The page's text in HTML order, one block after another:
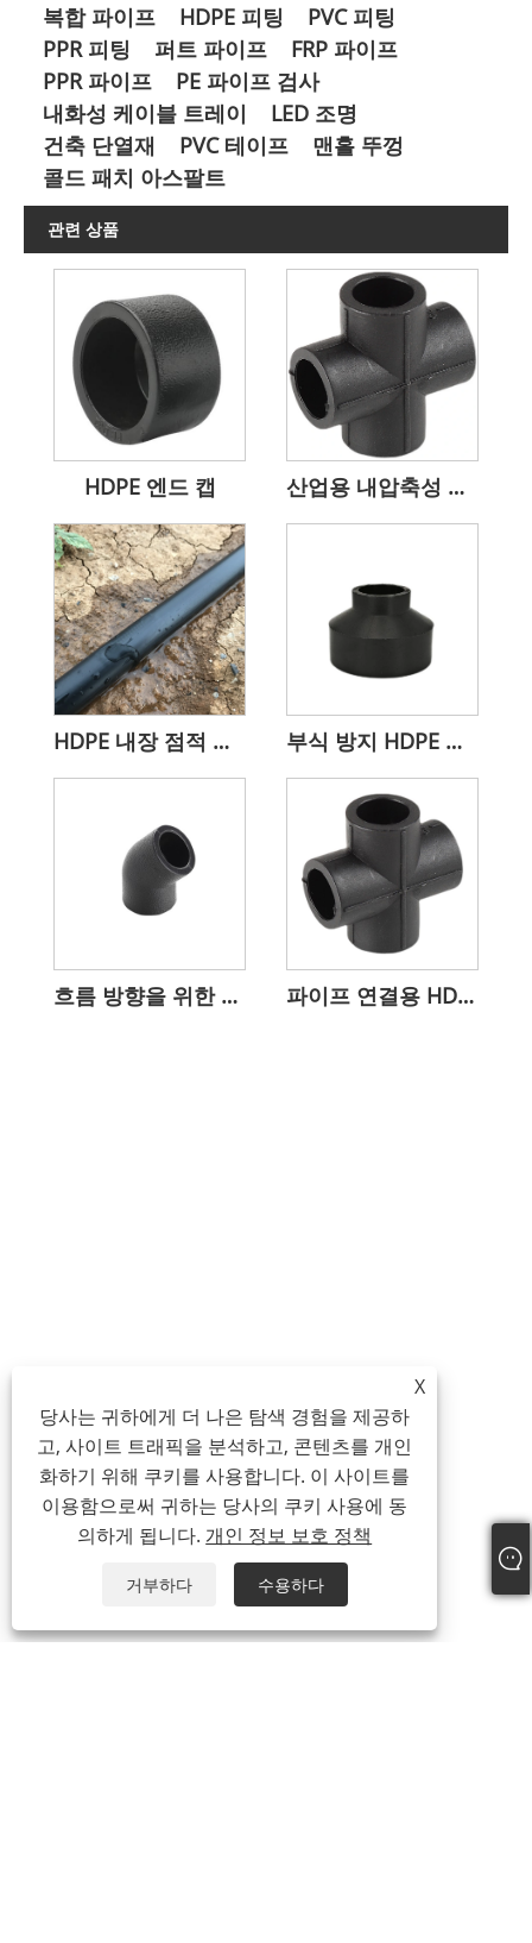
복합 파이프
HDPE 피팅
PVC 피팅
PPR 피팅
퍼트 파이프
FRP 파이프
PPR 파이프
PE 파이프 검사
내화성 케이블 트레이
LED 조명
건축 단열재
PVC 테이프
맨홀 뚜껑
콜드 패치 아스팔트
관련 상품
HDPE 엔드 캡 산업용 내압축성 HDPE Equal Cross
HDPE 내장 점적 관개 테이프 맞춤 길이 부식 방지 HDPE 파이프 감속기
흐름 방향을 위한 45° HDPE 엘보 파이프 연결용 HDPE 균등 크로스 조인트
X
당사는 귀하에게 더 나은 탐색 경험을 제공하
고, 사이트 트래픽을 분석하고, 콘텐츠를 개인
화하기 위해 쿠키를 사용합니다. 이 사이트를
이용함으로써 귀하는 당사의 쿠키 사용에 동
의하게 됩니다. 개인 정보 보호 정책
거부하다 수용하다